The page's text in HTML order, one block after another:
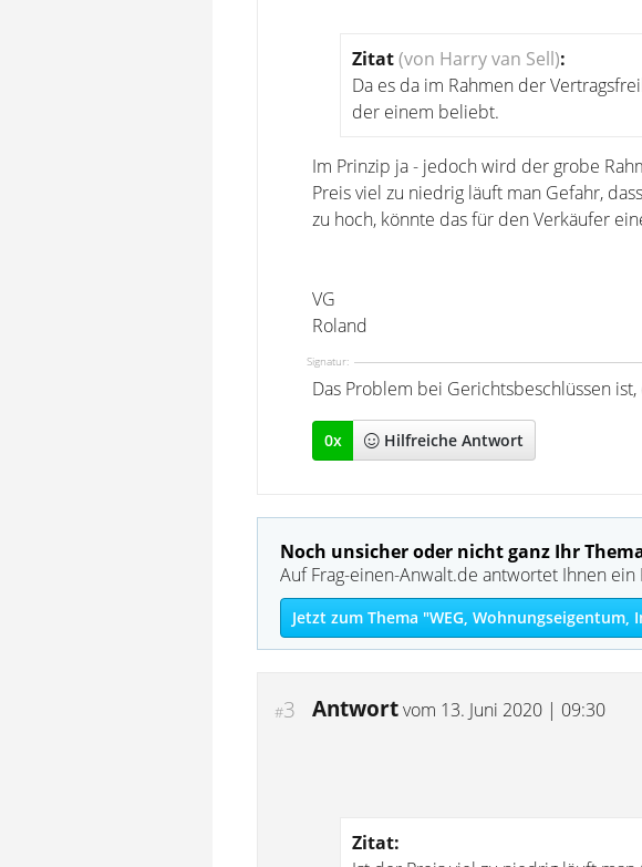
Zitat(von Harry van Sell):
Da es da im Rahmen der
der einem beliebt.
Im Prinzip ja - jedoch wird der grobe
Preis viel zu niedrig läuft man Gefahr,
zu hoch, könnte das für den Verkäufer
VG
Roland
Signatur:
Das Problem bei Gerichtsbeschlüssen
0x Hilfreiche Antwort
Noch unsicher oder nicht ganz Ihr
Auf Frag-einen-Anwalt.de antwortet Ihnen
Jetzt zum Thema "WEG,
#3 Antwortvom 13. Juni 2020 | 09:30
Zitat: